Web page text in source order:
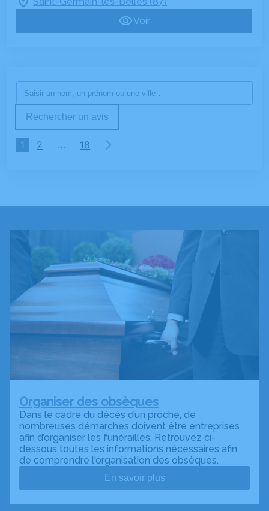
Voir
Rechercher un avis
1 2 … 18
Organiser des obsèques
Dans le cadre du décès d’un proche, de
nombreuses démarches doivent être entreprises
afin d’organiser les funérailles. Retrouvez ci-
dessous toutes les informations nécessaires afin
de comprendre l'organisation des obsèques.
En savoir plus